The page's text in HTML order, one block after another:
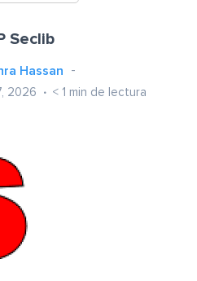
Seclib
Hassan
2026 < 1 min de lectura